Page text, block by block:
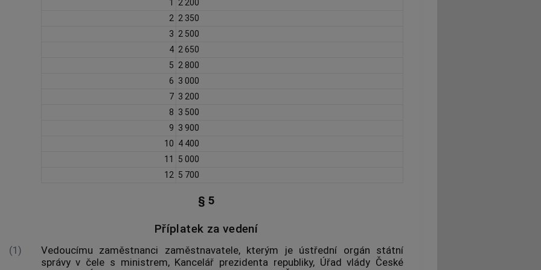
1
2 200
2 2 350
3 2 500
4 2 650
5 2 800
6 3 000
7 3 200
8 3 500
9 3 900
10 4 400
11
5 000
12 5 700
§ 5
Příplatek za vedení
(1)
Vedoucímu zaměstnanci zaměstnavatele, kterým je ústřední orgán státní
správy v čele s ministrem, Kancelář prezidenta republiky, Úřad vlády České